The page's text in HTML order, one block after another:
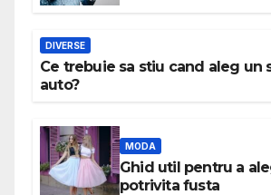
DIVERSE
Ce trebuie sa stiu cand aleg un
auto?
MODA
Ghid util pentru a
potrivita fusta